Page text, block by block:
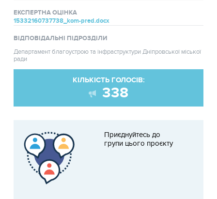
ЕКСПЕРТНА ОЦІНКА
15332160737738_kom-pred.docx
ВІДПОВІДАЛЬНІ ПІДРОЗДІЛИ
Департамент благоустрою та інфраструктури Дніпровської міської
ради
КІЛЬКІСТЬ ГОЛОСІВ:
338
Приєднуйтесь до
групи цього проєкту